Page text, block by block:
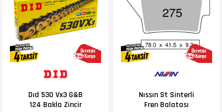
Dıd 530 Vx3 G&B
124 Bakla Zincir
Nıssın St Sinterli
Fren Balatası